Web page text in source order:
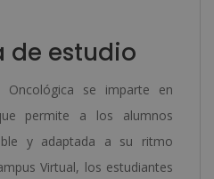
de estudio
se imparte en
permite a los alumnos
y adaptada a su ritmo
Virtual, los estudiantes